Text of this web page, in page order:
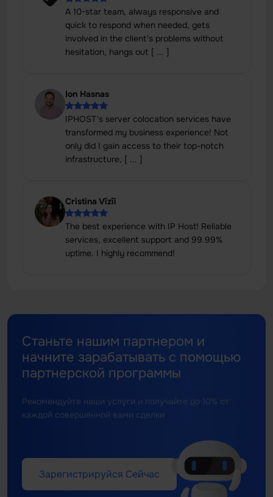
A 10-star team, always responsive and
quick to respond when needed, gets
involved in the client's problems without
hesitation, hangs out [ ... ]
Ion Hasnas
IPHOST's server colocation services have
transformed my business experience! Not
only did I gain access to their top-notch
infrastructure, [ ... ]
Cristina Vîzîi
The best experience with IP Host! Reliable
services, excellent support and 99.99%
uptime. I highly recommend!
Станьте нашим партнером и
начните зарабатывать с помощью
партнерской программы
Рекомендуйте наши услуги и получайте до 10% от
каждой совершенной вами сделки
Зарегистрируйся Сейчас